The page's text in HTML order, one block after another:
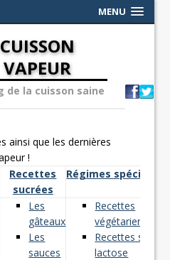
MENU
CUISSON
VAPEUR
de la cuisson saine
ainsi que les dernières
!
Recettes
sucrées
Régimes spéciaux
Les
gâteaux
Les
sauces
Recettes
végétariennes
Recettes sans
lactose